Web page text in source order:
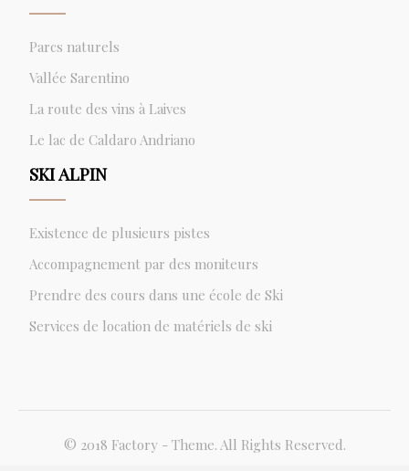
Parcs naturels
Vallée Sarentino
La route des vins à Laives
Le lac de Caldaro Andriano
SKI ALPIN
Existence de plusieurs pistes
Accompagnement par des moniteurs
Prendre des cours dans une école de Ski
Services de location de matériels de ski
© 2018 Factory - Theme. All Rights Reserved.